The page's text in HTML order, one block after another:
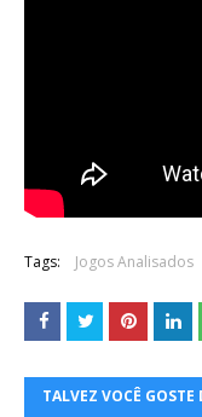
Tags: Jogos Analisados
TALVEZ VOCÊ GOSTE